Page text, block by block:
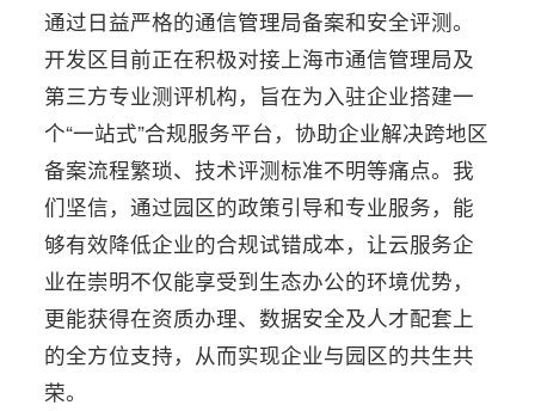
通过日益严格的通信管理局备案和安全评测。
开发区目前正在积极对接上海市通信管理局及
第三方专业测评机构，旨在为入驻企业搭建一
个“一站式”合规服务平台，协助企业解决跨地区
备案流程繁琐、技术评测标准不明等痛点。我
们坚信，通过园区的政策引导和专业服务，能
够有效降低企业的合规试错成本，让云服务企
业在崇明不仅能享受到生态办公的环境优势，
更能获得在资质办理、数据安全及人才配套上
的全方位支持，从而实现企业与园区的共生共
荣。